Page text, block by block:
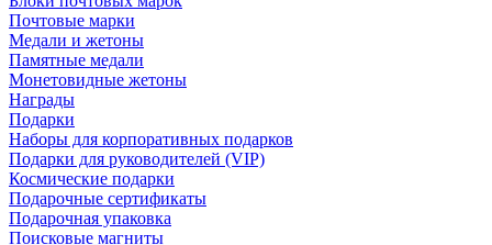
Почтовые марки
Медали и жетоны
Памятные медали
Монетовидные жетоны
Награды
Подарки
Наборы для корпоративных подарков
Подарки для руководителей (VIP)
Космические подарки
Подарочные сертификаты
Подарочная упаковка
Поисковые магниты